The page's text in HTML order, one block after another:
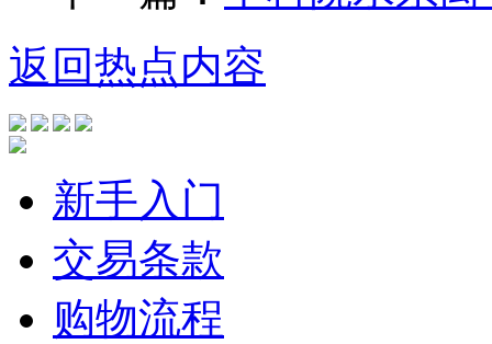
返回热点内容
新手入门
交易条款
购物流程